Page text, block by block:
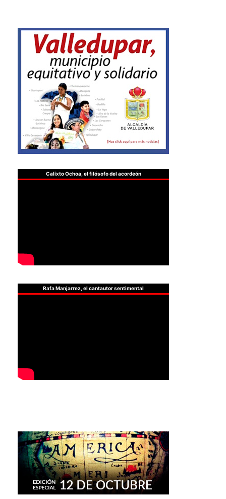
Calixto Ochoa, el filósofo del acordeón
Rafa Manjarrez, el cantautor sentimental